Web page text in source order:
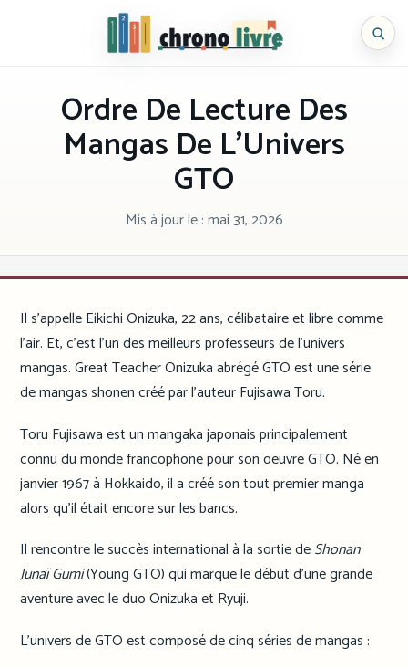
Chronolivre
Ordre De Lecture Des
Mangas De L’Univers
GTO
Mis à jour le :mai 31, 2026
Il s’appelle Eikichi Onizuka, 22 ans, célibataire et libre comme
l’air. Et, c’est l’un des meilleurs professeurs de l’univers
mangas. Great Teacher Onizuka abrégé GTO est une série
de mangas shonen créé par l’auteur Fujisawa Toru.
Toru Fujisawa est un mangaka japonais principalement
connu du monde francophone pour son oeuvre GTO. Né en
janvier 1967 à Hokkaido, il a créé son tout premier manga
alors qu’il était encore sur les bancs.
Il rencontre le succès international à la sortie deShonan
Junaï Gumi(Young GTO) qui marque le début d’une grande
aventure avec le duo Onizuka et Ryuji.
L’univers de GTO est composé de cinq séries de mangas :